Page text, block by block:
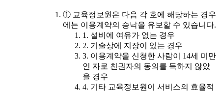
① 교육정보원은 다음 각 호에 해당하는 경우
에는 이용계약의 승낙을 유보할 수 있습니다.
1. 설비에 여유가 없는 경우
2. 기술상에 지장이 있는 경우
3. 이용계약을 신청한 사람이 14세 미만
인 자로 친권자의 동의를 득하지 않았
을 경우
4. 기타 교육정보원이 서비스의 효율적